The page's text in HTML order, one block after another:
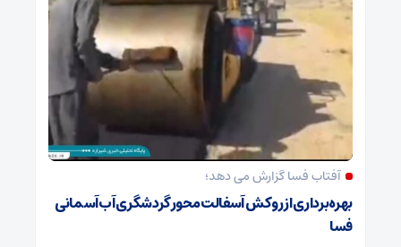
آفتاب فسا گزارش می دهد؛
بهره‌برداری از روکش آسفالت محور گردشگری آب‌آسمانی
فسا